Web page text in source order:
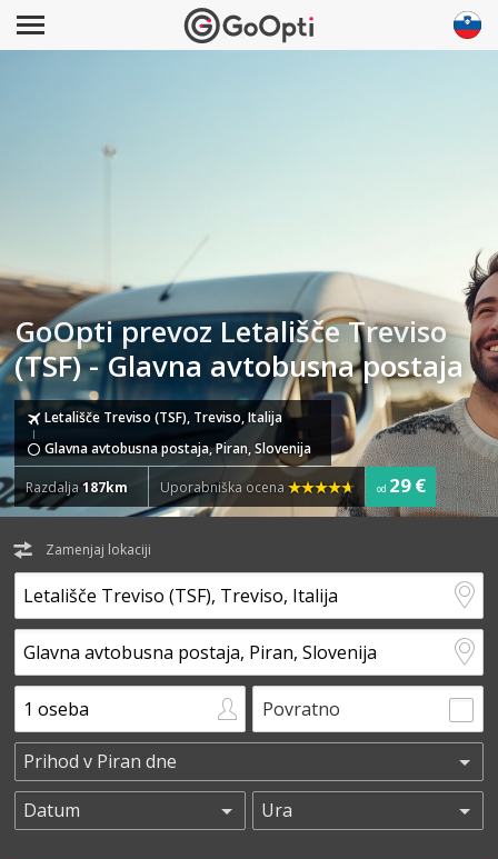
GoOpti prevoz Letališče Treviso
(TSF) - Glavna avtobusna postaja
Letališče Treviso (TSF), Treviso, Italija
Glavna avtobusna postaja, Piran, Slovenija
Razdalja187km Uporabniška ocena od 29 €
Zamenjaj lokaciji
Povratno